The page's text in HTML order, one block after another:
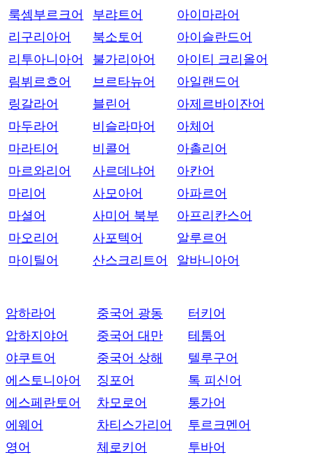
룩셈부르크어
리구리아어
리투아니아어
림뷔르흐어
링갈라어
마두라어
마라티어
마르와리어
마리어
마셜어
마오리어
마이틸어
부랴트어
북소토어
불가리아어
브르타뉴어
블린어
비슬라마어
비콜어
사르데냐어
사모아어
사미어 북부
사포텍어
산스크리트어
아이마라어
아이슬란드어
아이티 크리올어
아일랜드어
아제르바이잔어
아체어
아촐리어
아칸어
아파르어
아프리칸스어
알루르어
알바니아어
암하라어
압하지야어
야쿠트어
에스토니아어
에스페란토어
에웨어
영어
중국어 광동
중국어 대만
중국어 상해
징포어
차모로어
차티스가리어
체로키어
터키어
테툼어
텔루구어
톡 피신어
통가어
투르크멘어
투바어